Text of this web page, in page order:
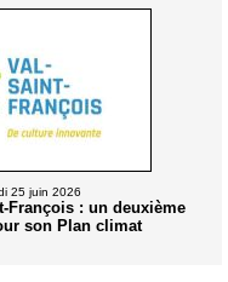
25 juin 2026
François : un deuxième
son Plan climat